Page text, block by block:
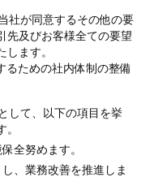
社が同意するその他の要
先及びお客様全ての要望
ます。
るための社内体制の整備
して、以下の項目を挙
全努めます。
、業務改善を推進しま